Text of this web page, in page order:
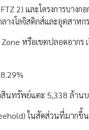
2) และโครงการบา
างโลจิสติกส์และอุตสาห
หรือเขตปลอดอากร
นทรัพย์แตะ 5,338 ล้าน
ในสัดส่วนที่มากขึ้น